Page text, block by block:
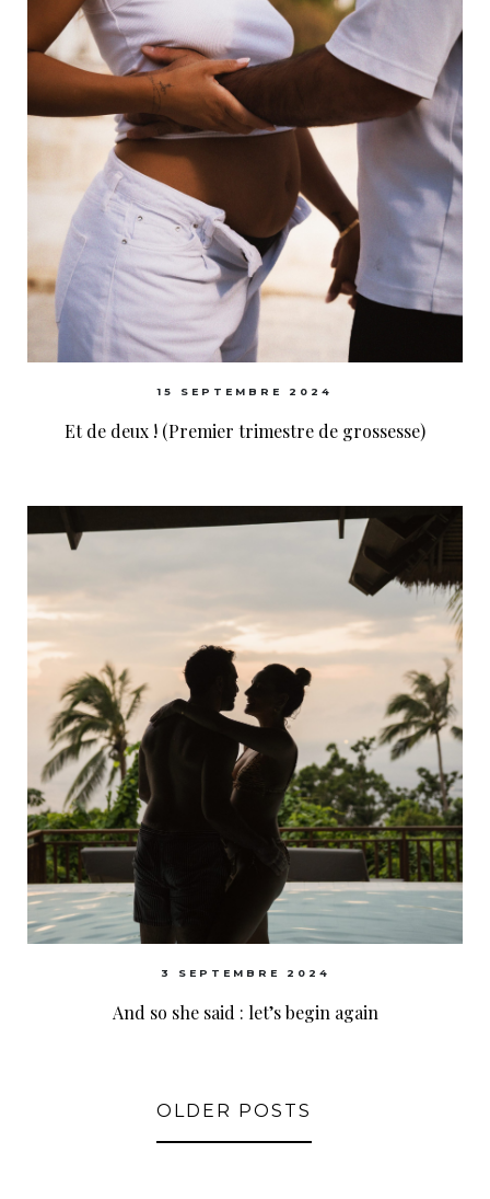
15 SEPTEMBRE 2024
Et de deux ! (Premier trimestre de grossesse)
3 SEPTEMBRE 2024
And so she said : let’s begin again
OLDER POSTS